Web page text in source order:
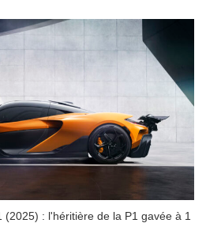
(2025) : l'héritière de la P1 gavée à 1